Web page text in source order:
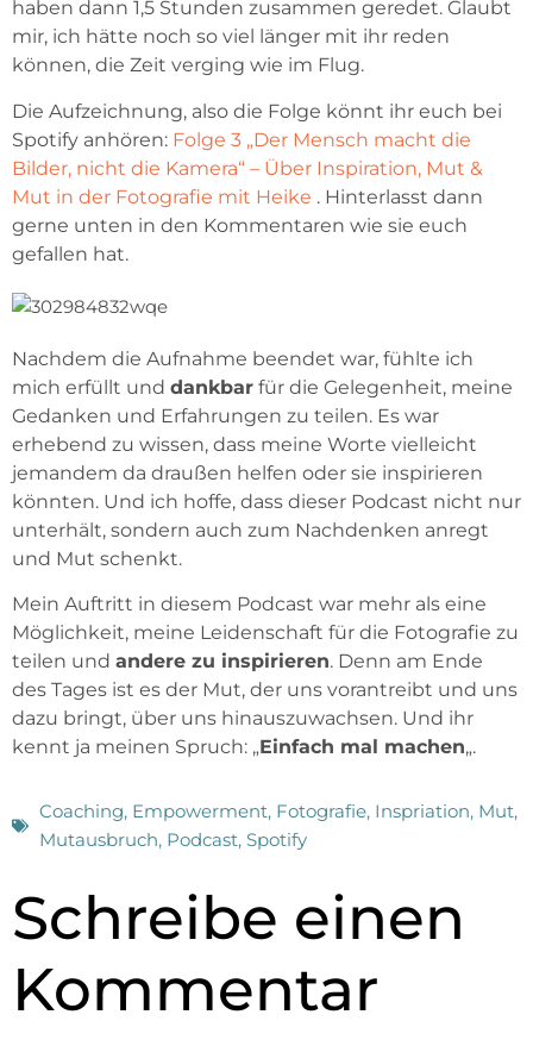
haben dann 1,5 Stunden zusammen geredet. Glaubt
mir, ich hätte noch so viel länger mit ihr reden
können, die Zeit verging wie im Flug.
Die Aufzeichnung, also die Folge könnt ihr euch bei
Spotify anhören: Folge 3 „Der Mensch macht die
Bilder, nicht die Kamera“ – Über Inspiration, Mut &
Mut in der Fotografie mit Heike . Hinterlasst dann
gerne unten in den Kommentaren wie sie euch
gefallen hat.
Nachdem die Aufnahme beendet war, fühlte ich
mich erfüllt und dankbar für die Gelegenheit, meine
Gedanken und Erfahrungen zu teilen. Es war
erhebend zu wissen, dass meine Worte vielleicht
jemandem da draußen helfen oder sie inspirieren
könnten. Und ich hoffe, dass dieser Podcast nicht nur
unterhält, sondern auch zum Nachdenken anregt
und Mut schenkt.
Mein Auftritt in diesem Podcast war mehr als eine
Möglichkeit, meine Leidenschaft für die Fotografie zu
teilen und andere zu inspirieren. Denn am Ende
des Tages ist es der Mut, der uns vorantreibt und uns
dazu bringt, über uns hinauszuwachsen. Und ihr
kennt ja meinen Spruch: „Einfach mal machen„.
Coaching, Empowerment, Fotografie, Inspriation, Mut,
Mutausbruch, Podcast, Spotify
Schreibe einen
Kommentar